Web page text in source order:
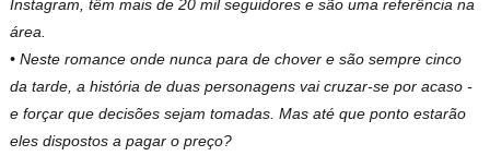
Instagram, têm mais de 20 mil seguidores e são uma referência na
área.
• Neste romance onde nunca para de chover e são sempre cinco
da tarde, a história de duas personagens vai cruzar-se por acaso -
e forçar que decisões sejam tomadas. Mas até que ponto estarão
eles dispostos a pagar o preço?